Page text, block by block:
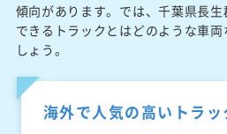
傾向があります。では、千葉県長
できるトラックとはどのような車
しょう。
海外で人気の高いトラッ